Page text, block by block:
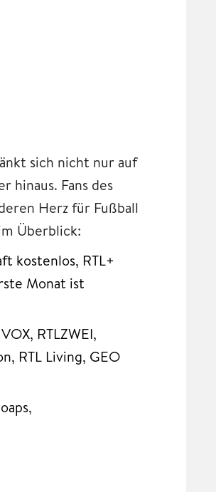
sich nicht nur auf
hinaus. Fans des
Herz für Fußball
Überblick:
kostenlos, RTL+
Monat ist
RTLZWEI,
RTL Living, GEO